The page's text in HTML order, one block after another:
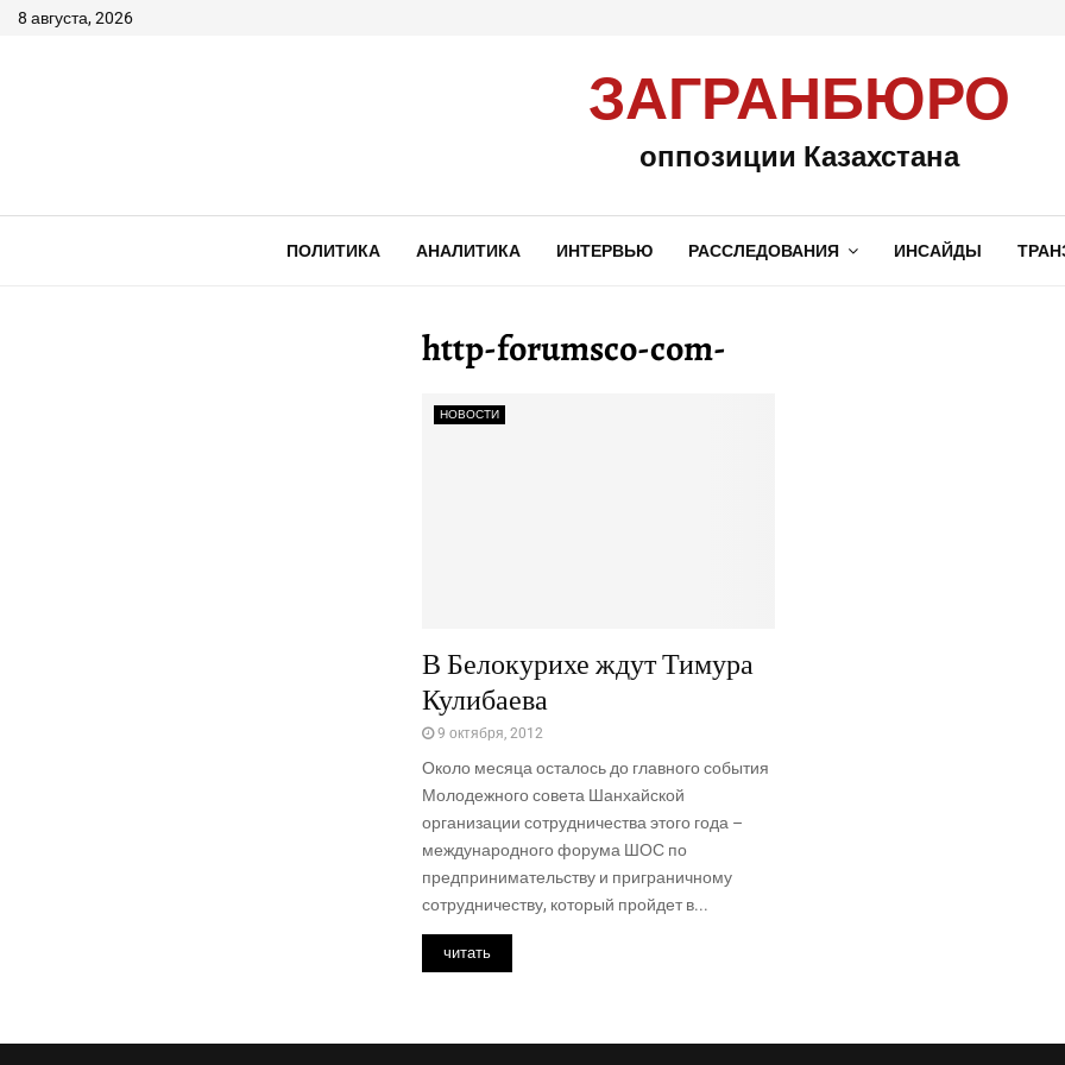
8 августа, 2026
ЗАГРАНБЮРО
оппозиции Казахстана
ПОЛИТИКА АНАЛИТИКА ИНТЕРВЬЮ РАССЛЕДОВАНИЯ ИНСАЙДЫ
http-forumsco-com-
НОВОСТИ
В Белокурихе ждут Тимура
Кулибаева
9 октября, 2012
Около месяца осталось до главного события
Молодежного совета Шанхайской
организации сотрудничества этого года –
международного форума ШОС по
предпринимательству и приграничному
сотрудничеству, который пройдет в...
читать